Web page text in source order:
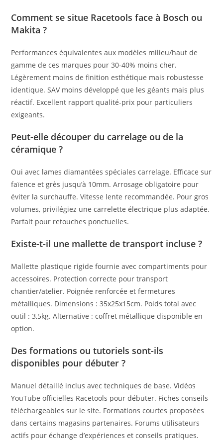
Comment se situe Racetools face à Bosch ou
Makita ?
Performances équivalentes aux modèles milieu/haut de
gamme de ces marques pour 30-40% moins cher.
Légèrement moins de finition esthétique mais robustesse
identique. SAV moins développé que les géants mais plus
réactif. Excellent rapport qualité-prix pour particuliers
exigeants.
Peut-elle découper du carrelage ou de la
céramique ?
Oui avec lames diamantées spéciales carrelage. Efficace sur
faïence et grès jusqu’à 10mm. Arrosage obligatoire pour
éviter la surchauffe. Vitesse lente recommandée. Pour gros
volumes, privilégiez une carrelette électrique plus adaptée.
Parfait pour retouches ponctuelles.
Existe-t-il une mallette de transport incluse ?
Mallette plastique rigide fournie avec compartiments pour
accessoires. Protection correcte pour transport
chantier/atelier. Poignée renforcée et fermetures
métalliques. Dimensions : 35x25x15cm. Poids total avec
outil : 3,5kg. Alternative : coffret métallique disponible en
option.
Des formations ou tutoriels sont-ils
disponibles pour débuter ?
Manuel détaillé inclus avec techniques de base. Vidéos
YouTube officielles Racetools pour débuter. Fiches conseils
téléchargeables sur le site. Formations courtes proposées
dans certains magasins partenaires. Forums utilisateurs
actifs pour échange d’expériences et conseils pratiques.